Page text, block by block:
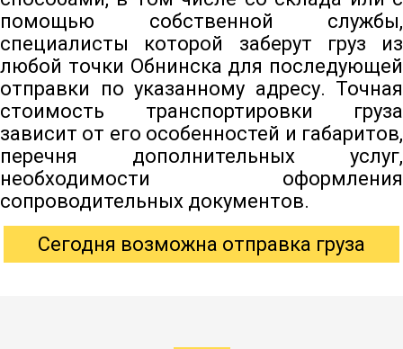
помощью собственной службы,
специалисты которой заберут груз из
любой точки Обнинска для последующей
отправки по указанному адресу. Точная
стоимость транспортировки груза
зависит от его особенностей и габаритов,
перечня дополнительных услуг,
необходимости оформления
сопроводительных документов.
Сегодня возможна отправка груза